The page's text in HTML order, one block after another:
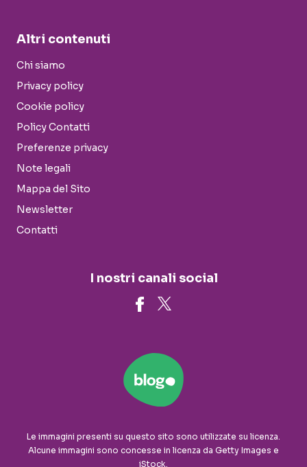
Altri contenuti
Chi siamo
Privacy policy
Cookie policy
Policy Contatti
Preferenze privacy
Note legali
Mappa del Sito
Newsletter
Contatti
I nostri canali social
Le immagini presenti su questo sito sono utilizzate su licenza.
Alcune immagini sono concesse in licenza da Getty Images e
iStock.